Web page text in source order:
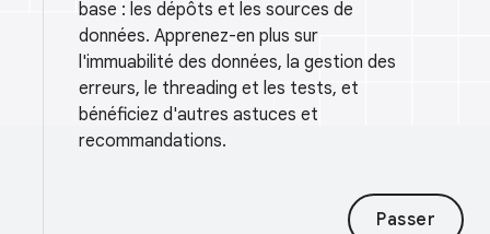
base : les dépôts et les sources de
données. Apprenez-en plus sur
l'immuabilité des données, la gestion des
erreurs, le threading et les tests, et
bénéficiez d'autres astuces et
recommandations.
Passer